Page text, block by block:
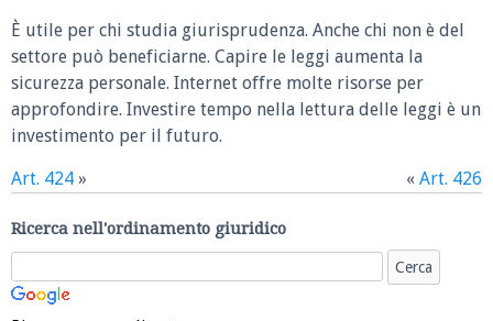
È utile per chi studia giurisprudenza. Anche chi non è del
settore può beneficiarne. Capire le leggi aumenta la
sicurezza personale. Internet offre molte risorse per
approfondire. Investire tempo nella lettura delle leggi è un
investimento per il futuro.
Art. 424 » « Art. 426
Ricerca nell'ordinamento giuridico